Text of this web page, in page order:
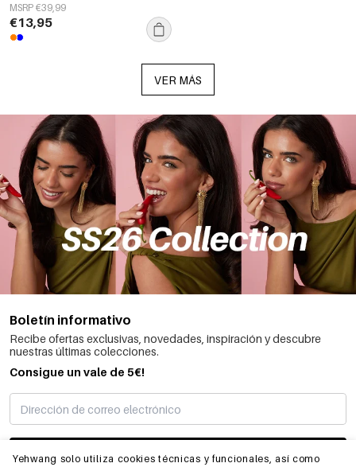
Yehwang solo utiliza cookies técnicas y funcionales, así como
MSRP €39,99
€13,95
VER MÁS
Boletín informativo
Recibe ofertas exclusivas, novedades, inspiración y descubre
nuestras últimas colecciones.
Consigue un vale de 5€!
SUSCRIBIRME